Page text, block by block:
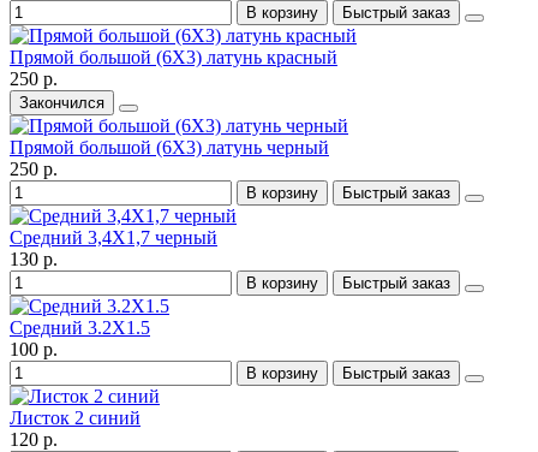
В корзину Быстрый заказ
Прямой большой (6X3) латунь красный
250 р.
Закончился
Прямой большой (6X3) латунь черный
250 р.
В корзину Быстрый заказ
Средний 3,4X1,7 черный
130 р.
В корзину Быстрый заказ
Средний 3.2X1.5
100 р.
В корзину Быстрый заказ
Листок 2 синий
120 р.